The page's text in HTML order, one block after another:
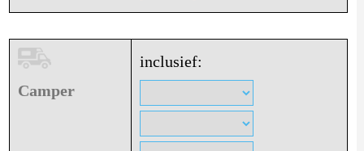
Camper
inclusief: